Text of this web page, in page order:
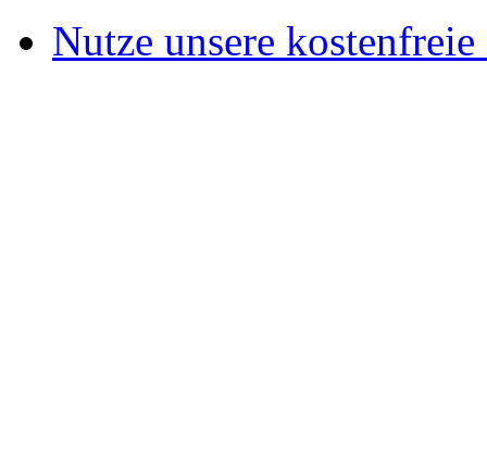
Nutze unsere